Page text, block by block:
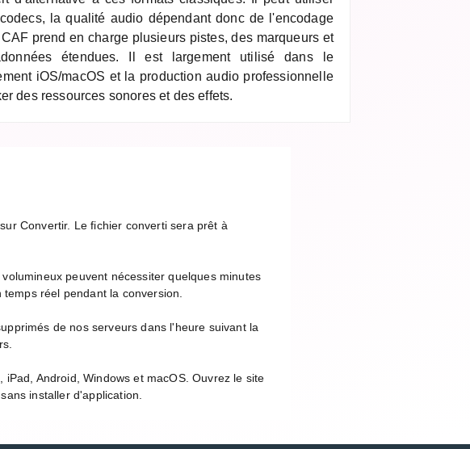
la qualité audio dépendant donc de l'encodage
prend en charge plusieurs pistes, des marqueurs et
étendues. Il est largement utilisé dans le
iOS/macOS et la production audio professionnelle
des ressources sonores et des effets.
Convertir. Le fichier converti sera prêt à
peuvent nécessiter quelques minutes
réel pendant la conversion.
de nos serveurs dans l'heure suivant la
Android, Windows et macOS. Ouvrez le site
installer d'application.